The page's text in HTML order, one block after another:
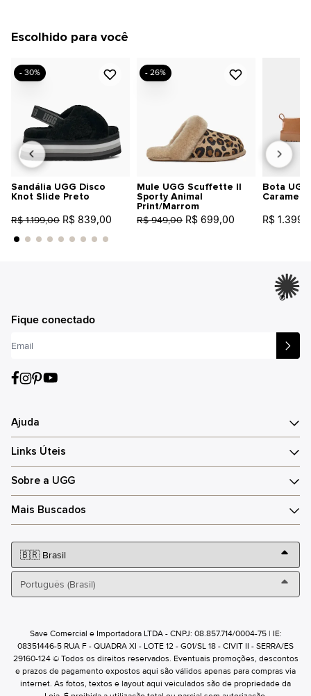
Escolhido para você
Sandália UGG Disco
Knot Slide Preto
R$ 1.199,00 R$ 839,00
- 30%
Mule UGG Scuffette II
Sporty Animal
Print/Marrom
R$ 949,00 R$ 699,00
- 26%
Bota
Caramelo
R$
®
Fique conectado
Ajuda
Links Úteis
Sobre a UGG
Mais Buscados
Save Comercial e Importadora LTDA - CNPJ: 08.857.714/0004-75 | IE:
08351446-5 RUA F - QUADRA XI - LOTE 12 - G01/SL 18 - CIVIT II - SERRA/ES
29160-124 © Todos os direitos reservados. Eventuais promoções, descontos
e prazos de pagamento expostos aqui são válidos apenas para compras via
internet. As fotos, textos e layout aqui veiculados são de propriedade da